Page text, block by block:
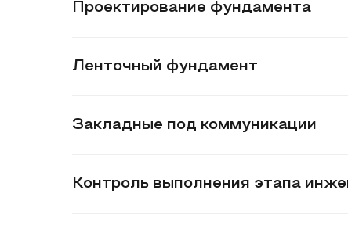
Проектирование фундамента
Ленточный фундамент
Закладные под коммуникации
Контроль выполнения этапа